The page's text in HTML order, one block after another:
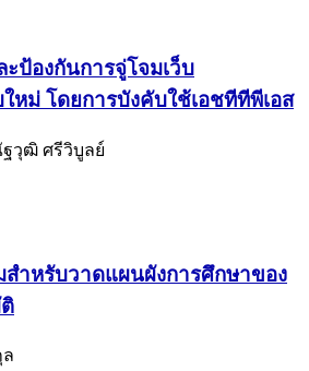
ป้องกันการจู่โจมเว็บ
หม่ โดยการบังคับใช้เอชทีทีพีเอส
วุฒิ ศรีวิบูลย์
ำหรับวาดแผนผังการศึกษาของ